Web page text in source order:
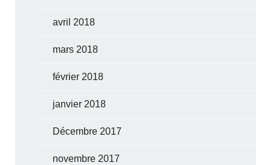
avril 2018
mars 2018
février 2018
janvier 2018
Décembre 2017
novembre 2017